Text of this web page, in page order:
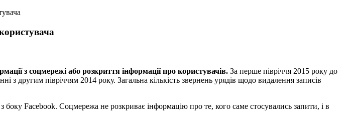
з соцмережі або розкриття інформації про користувачів. За перше півріччя 2015 року до
з другим півріччям 2014 року. Загальна кількість звернень урядів щодо видалення записів
Facebook. Соцмережа не розкриває інформацію про те, кого саме стосувались запити, і в